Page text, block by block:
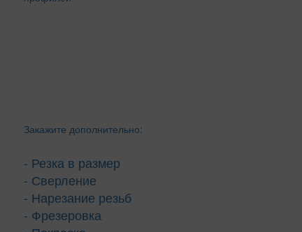
Закажите дополнительно:
- Резка в размер
- Сверление
- Нарезание резьб
- Фрезеровка